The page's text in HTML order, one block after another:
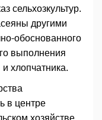
сельхозкультур.
другими
обоснованного
выполнения
хлопчатника.
в центре
хозяйстве